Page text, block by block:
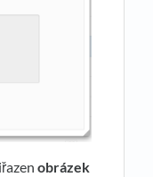
obrázek